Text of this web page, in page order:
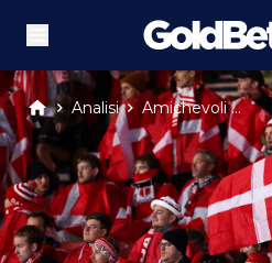
Analisi Amichevoli ...